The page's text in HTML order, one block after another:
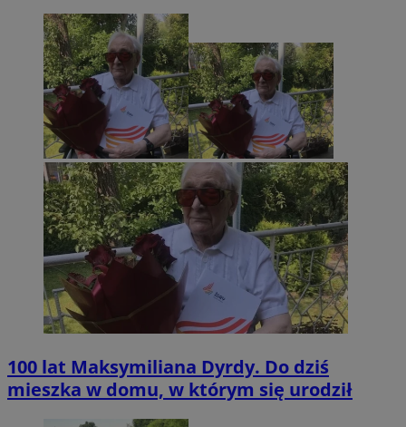
100 lat Maksymiliana Dyrdy. Do dziś
mieszka w domu, w którym się urodził